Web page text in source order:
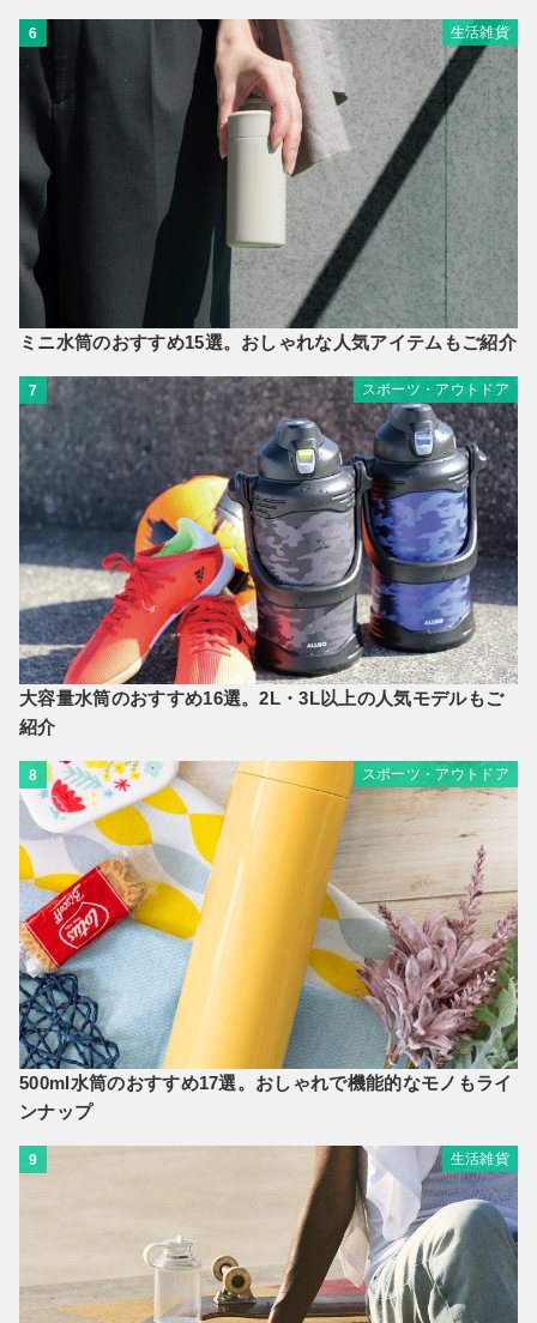
6 生活雑貨
ミニ水筒のおすすめ15選。おしゃれな人気アイテムもご紹介
7 スポーツ・アウトドア
大容量水筒のおすすめ16選。2L・3L以上の人気モデルもご
紹介
8 スポーツ・アウトドア
500ml水筒のおすすめ17選。おしゃれで機能的なモノもライ
ンナップ
9 生活雑貨